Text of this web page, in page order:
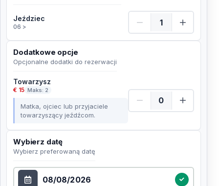
Jeździec
06 >
Jeździec Ilość
Dodatkowe opcje
Opcjonalne dodatki do rezerwacji
Towarzysz
€ 15 Maks: 2
Matka, ojciec lub przyjaciele
towarzyszący jeźdźcom.
Wybierz datę
Wybierz preferowaną datę
Wybierz datę